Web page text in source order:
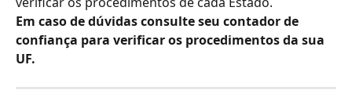
Em caso de dúvidas consulte seu contador de
confiança para verificar os procedimentos da sua
UF.